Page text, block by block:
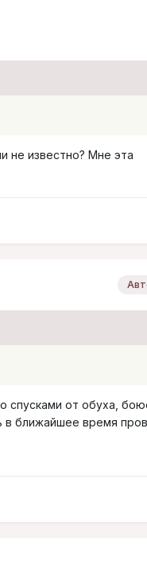
не известно? Мне эта
спусками от обуха,
в ближайшее время